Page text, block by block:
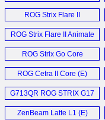
ROG Strix Flare II
Animate (E)
ROG Strix Flare II Animate
Keyboard (E)
ROG Strix Go Core
Headset (E)
ROG Cetra II Core (E)
G713QR ROG STRIX G17
Laptop (E)
ZenBeam Latte L1 (E)